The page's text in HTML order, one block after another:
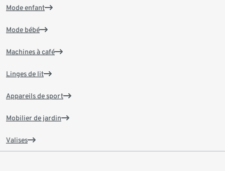
Mode enfant
Mode bébé
Machines à café
Linges de lit
Appareils de sport
Mobilier de jardin
Valises